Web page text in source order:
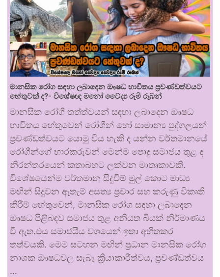
මානසික රෝග සඳහා ලබාදෙන ඖෂධ භාවිතය ප්‍රචණ්ඩත්වයට
හේතුවක් ද?- විශේෂඥ මනෝ වෛද්‍ය රූමි රූබන්
මානසික රෝගී තත්ත්වයන් සඳහා ලබාදෙන ඖෂධ
භාවිතය හේතුවෙන් රෝගීන් හෝ සාමාන්‍ය පුද්ගලයන්
ප්‍රචණ්ඩත්වයට යොමු විය හැකි ද යන්න වර්තමානයේ
රෝගීන්ගේ භාරකරුවන් මෙන්ම පොදු සමාජය තුළ ද
නිරන්තරයෙන් කතාබහට ලක්වන මාතෘකාවකි.
විශේෂයෙන්ම වර්තමාන සිදුවීම් මුල් කොට මාධ්‍ය
මඟින් සිදුවන ඇතැම් අසත්‍ය ප්‍රචාර සහ කරුණු විකෘති
කිරීම් හේතුවෙන්, මානසික රෝග සඳහා ලබාදෙන
ඖෂධ පිළිබඳව සමාජය තුළ අනියත බියක් නිර්මාණය
වී ඇත.එය සමාජයීය වශයෙන් ඉතා අහිතකර
තත්වයකි. මෙම සටහන මඟින් ප්‍රධාන මානසික රෝග
නාශක ඖෂධවල සැබෑ ක්‍රියාකාරීත්වය, ප්‍රචණ්ඩත්වය
…